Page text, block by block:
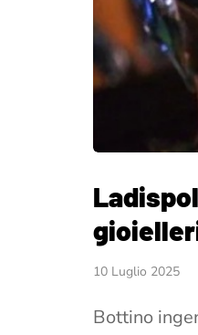
10 Luglio 2025
Bottino